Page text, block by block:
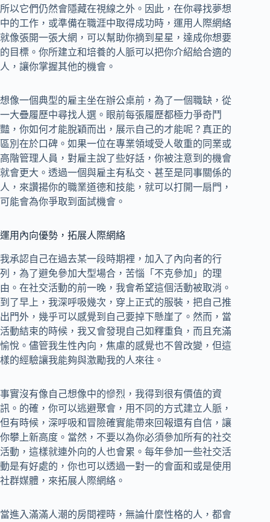
所以它們仍然會隱藏在視線之外。因此，在你尋找夢想
中的工作，或準備在職涯中取得成功時，運用人際網絡
就像張開一張大網，可以幫助你摘到星星，達成你想要
的目標。你所建立和培養的人脈可以把你介紹給合適的
人，讓你掌握其他的機會。
想像一個典型的雇主坐在辦公桌前，為了一個職缺，從
一大疊履歷中尋找人選。眼前每張履歷都極力爭奇鬥
豔，你如何才能脫穎而出，展示自己的才能呢？真正的
區別在於口碑。如果一位在專業領域受人敬重的同業或
高階管理人員，對雇主說了些好話，你被注意到的機會
就會更大。透過一個與雇主有私交、甚至是同事關係的
人，來讚揚你的職業道德和技能，就可以打開一扇門，
可能會為你爭取到面試機會。
運用內向優勢，拓展人際網絡
我承認自己在過去某一段時期裡，加入了內向者的行
列，為了避免參加大型場合，苦惱「不克參加」的理
由。在社交活動的前一晚，我會希望這個活動被取消。
到了早上，我深呼吸幾次，穿上正式的服裝，把自己推
出門外，幾乎可以感覺到自己要掉下懸崖了。然而，當
活動結束的時候，我又會發現自己如釋重負，而且充滿
愉悅。儘管我生性內向，焦慮的感覺也不曾改變，但這
樣的經驗讓我能夠與激勵我的人來往。
事實沒有像自己想像中的慘烈，我得到很有價值的資
訊。的確，你可以逃避聚會，用不同的方式建立人脈，
但有時候，深呼吸和冒險確實能帶來回報還有自信，讓
你攀上新高度。當然，不要以為你必須參加所有的社交
活動，這樣就連外向的人也會累。每年參加一些社交活
動是有好處的，你也可以透過一對一的會面和或是使用
社群媒體，來拓展人際網絡。
當進入滿滿人潮的房間裡時，無論什麼性格的人，都會